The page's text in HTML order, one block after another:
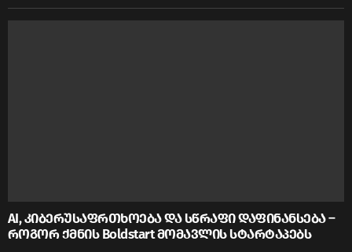
AI, კიბერუსაფრთხოება და სწრაფი დაფინანსება –
როგორ ქმნის Boldstart მომავლის სტარტაპებს